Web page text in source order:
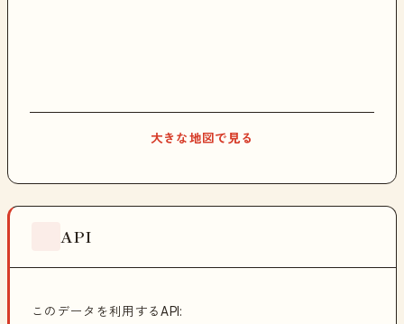
大きな地図で見る
API
このデータを利用するAPI: